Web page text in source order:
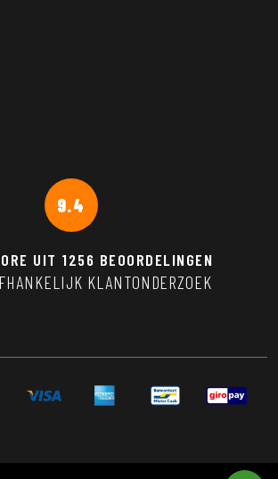
9.4
UIT 1256 BEOORDELINGEN
KLANTONDERZOEK